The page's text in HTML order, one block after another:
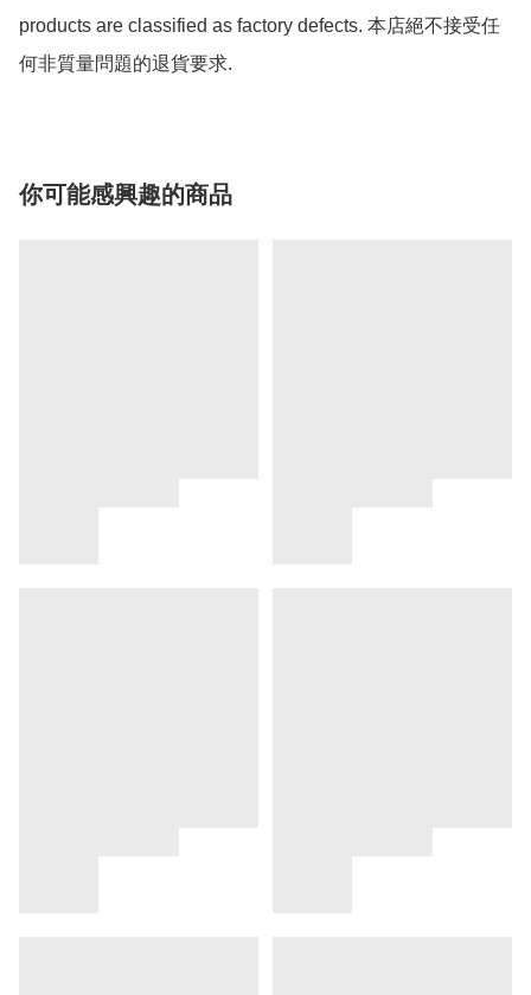
products are classified as factory defects. 本店絕不接受任
何非質量問題的退貨要求.
你可能感興趣的商品